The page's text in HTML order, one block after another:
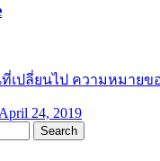
เปลี่ยนไป ความหมาย
April 24, 2019